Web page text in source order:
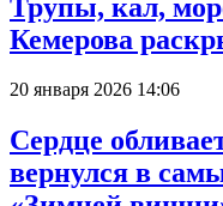
Трупы, кал,
Кемерова
20 января 2026 14:06
Сердце
вернулся в